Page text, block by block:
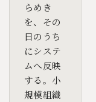
らめき
を、その
日のうち
にシステ
ムへ反映
する。小
規模組織